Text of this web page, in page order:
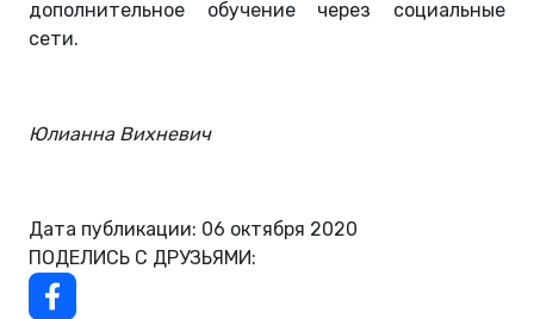
дополнительное обучение через социальные
сети.
Юлианна Вихневич
Дата публикации: 06 октября 2020
ПОДЕЛИСЬ С ДРУЗЬЯМИ: